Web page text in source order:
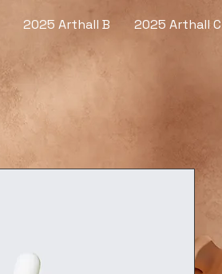
2025 Arthall B 2025 Arthall C